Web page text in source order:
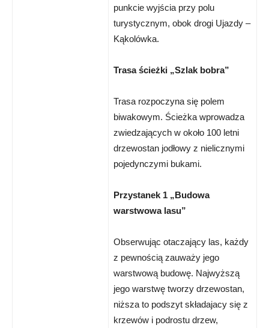
punkcie wyjścia przy polu
turystycznym, obok drogi Ujazdy –
Kąkolówka.
Trasa ścieżki „Szlak bobra”
Trasa rozpoczyna się polem
biwakowym. Ścieżka wprowadza
zwiedzających w około 100 letni
drzewostan jodłowy z nielicznymi
pojedynczymi bukami.
Przystanek 1 „Budowa
warstwowa lasu”
Obserwując otaczający las, każdy
z pewnością zauważy jego
warstwową budowę. Najwyższą
jego warstwę tworzy drzewostan,
niższa to podszyt składajacy się z
krzewów i podrostu drzew,